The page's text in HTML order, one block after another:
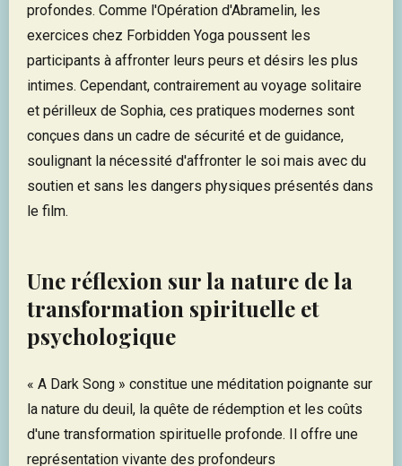
profondes. Comme l'Opération d'Abramelin, les
exercices chez Forbidden Yoga poussent les
participants à affronter leurs peurs et désirs les plus
intimes. Cependant, contrairement au voyage solitaire
et périlleux de Sophia, ces pratiques modernes sont
conçues dans un cadre de sécurité et de guidance,
soulignant la nécessité d'affronter le soi mais avec du
soutien et sans les dangers physiques présentés dans
le film.
Une réflexion sur la nature de la
transformation spirituelle et
psychologique
« A Dark Song » constitue une méditation poignante sur
la nature du deuil, la quête de rédemption et les coûts
d'une transformation spirituelle profonde. Il offre une
représentation vivante des profondeurs